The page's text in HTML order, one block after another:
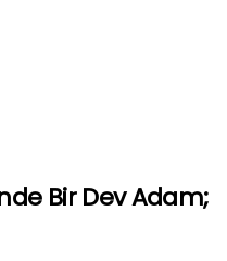
Bir Dev Adam;